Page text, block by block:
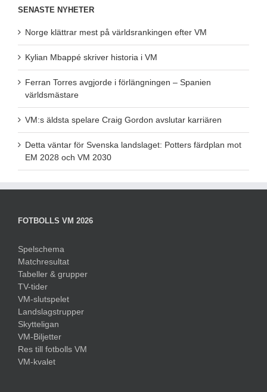
SENASTE NYHETER
Norge klättrar mest på världsrankingen efter VM
Kylian Mbappé skriver historia i VM
Ferran Torres avgjorde i förlängningen – Spanien
världsmästare
VM:s äldsta spelare Craig Gordon avslutar karriären
Detta väntar för Svenska landslaget: Potters färdplan mot
EM 2028 och VM 2030
FOTBOLLS VM 2026
Spelschema
Matchresultat
Tabeller & grupper
TV-tider
VM-slutspelet
Landslagstrupper
Skytteligan
VM-Biljetter
Res till fotbolls VM
VM-kvalet